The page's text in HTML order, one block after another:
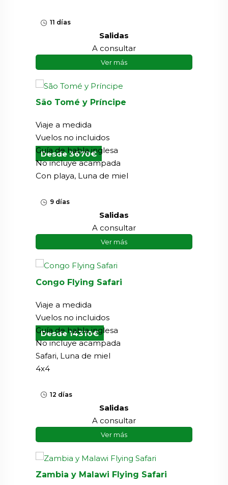
11 días
Salidas
A consultar
Ver más
Desde 3670€
São Tomé y Príncipe
Viaje a medida
Vuelos no incluidos
Guía de habla inglesa
No incluye acampada
Con playa, Luna de miel
9 días
Salidas
A consultar
Ver más
Desde 14310€
Congo Flying Safari
Viaje a medida
Vuelos no incluidos
Guía de habla inglesa
No incluye acampada
Safari, Luna de miel
4x4
12 días
Salidas
A consultar
Ver más
Zambia y Malawi Flying Safari